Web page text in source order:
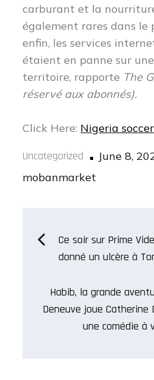
carburant et la
également rares dans le
enfin, les services
étaient en panne sur
territoire, rapporte The
réservé aux abonnés).
Click Here: Nigeria
Uncategorized
Posted
June 8,
mobanmarket
PostCe soir sur Prime
donné un ulcère à
Habib, la grande
Deneuve joue Catherine
une comédie à